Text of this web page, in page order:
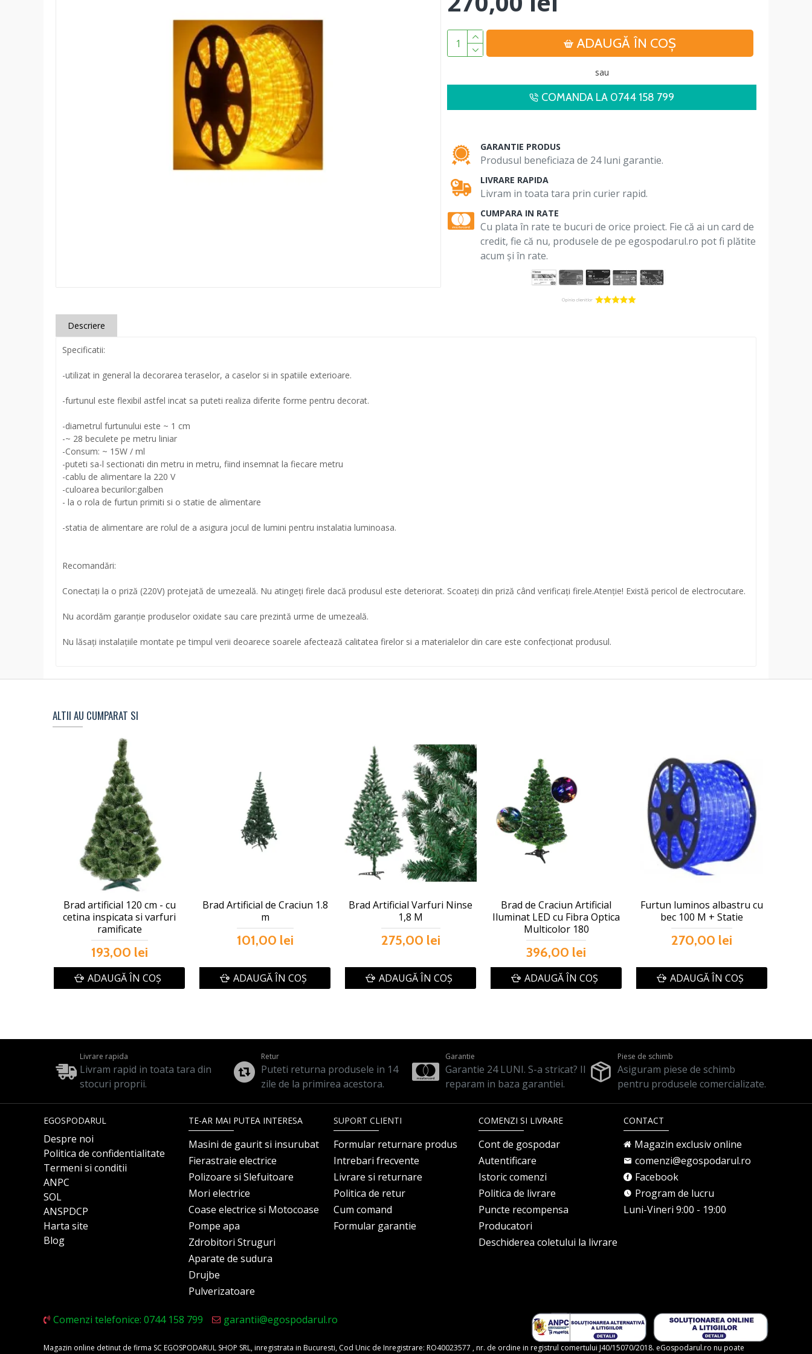
ADAUGĂ ÎN COŞ
sau
COMANDA LA 0744 158 799
GARANTIE PRODUS
Produsul beneficiaza de 24 luni garantie.
LIVRARE RAPIDA
Livram in toata tara prin curier rapid.
CUMPARA IN RATE
Cu plata în rate te bucuri de orice proiect. Fie că ai un card de
credit, fie că nu, produsele de pe egospodarul.ro pot fi plătite
acum și în rate.
Descriere
Specificatii:
-utilizat in general la decorarea teraselor, a caselor si in spatiile exterioare.
-furtunul este flexibil astfel incat sa puteti realiza diferite forme pentru decorat.
-diametrul furtunului este ~ 1 cm
-~ 28 beculete pe metru liniar
-Consum: ~ 15W / ml
-puteti sa-l sectionati din metru in metru, fiind insemnat la fiecare metru
-cablu de alimentare la 220 V
-culoarea becurilor:galben
- la o rola de furtun primiti si o statie de alimentare
-statia de alimentare are rolul de a asigura jocul de lumini pentru instalatia luminoasa.
Recomandări:
Conectaţi la o priză (220V) protejată de umezeală. Nu atingeţi firele dacă produsul este deteriorat. Scoateţi din priză când verificaţi firele.Atenţie! Există pericol de electrocutare.
Nu acordăm garanţie produselor oxidate sau care prezintă urme de umezeală.
Nu lăsaţi instalaţiile montate pe timpul verii deoarece soarele afectează calitatea firelor si a materialelor din care este confecţionat produsul.
ALTII AU CUMPARAT SI
Brad artificial 120 cm - cu
cetina inspicata si varfuri
ramificate
193,00 lei
ADAUGĂ ÎN COŞ
Brad Artificial de Craciun 1.8
m
101,00 lei
ADAUGĂ ÎN COŞ
Brad Artificial Varfuri Ninse
1,8 M
275,00 lei
ADAUGĂ ÎN COŞ
Brad de Craciun Artificial
Iluminat LED cu Fibra Optica
Multicolor 180
396,00 lei
ADAUGĂ ÎN COŞ
Furtun luminos albastru cu
bec 100 M + Statie
270,00 lei
ADAUGĂ ÎN COŞ
Livrare rapida
Livram rapid in toata tara din
stocuri proprii.
Retur
Puteti returna produsele in 14
zile de la primirea acestora.
Garantie
Garantie 24 LUNI. S-a stricat? Il
reparam in baza garantiei.
Piese de schimb
Asiguram piese de schimb
pentru produsele comercializate.
EGOSPODARUL
Despre noi
Politica de confidentialitate
Termeni si conditii
ANPC
SOL
ANSPDCP
Harta site
Blog
TE-AR MAI PUTEA INTERESA
Masini de gaurit si insurubat
Fierastraie electrice
Polizoare si Slefuitoare
Mori electrice
Coase electrice si Motocoase
Pompe apa
Zdrobitori Struguri
Aparate de sudura
Drujbe
Pulverizatoare
SUPORT CLIENTI
Formular returnare produs
Intrebari frecvente
Livrare si returnare
Politica de retur
Cum comand
Formular garantie
COMENZI SI LIVRARE
Cont de gospodar
Autentificare
Istoric comenzi
Politica de livrare
Puncte recompensa
Producatori
Deschiderea coletului la livrare
CONTACT
Magazin exclusiv online
comenzi@egospodarul.ro
Facebook
Program de lucru
Luni-Vineri 9:00 - 19:00
Comenzi telefonice: 0744 158 799 garantii@egospodarul.ro
Magazin online detinut de firma SC EGOSPODARUL SHOP SRL, inregistrata in Bucuresti, Cod Unic de Inregistrare: RO40023577 , nr. de ordine in registrul comertului J40/15070/2018. eGospodarul.ro nu poate